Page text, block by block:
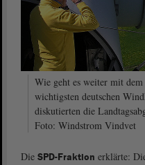
Wie geht es weiter mit
wichtigsten deutschen
diskutierten die
Foto: Windstrom Vindvet
Die SPD-Fraktion erklärte: